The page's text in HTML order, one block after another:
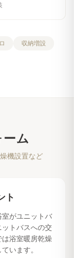
収納増設
ーム
機設置など
ト
がユニットバ
トバスへの交
浴室暖房乾燥
います。